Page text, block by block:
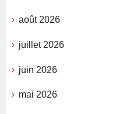
août 2026
juillet 2026
juin 2026
mai 2026